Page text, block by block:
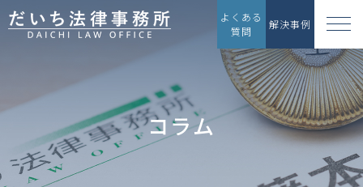
よくある
質問
解決事例
コラム